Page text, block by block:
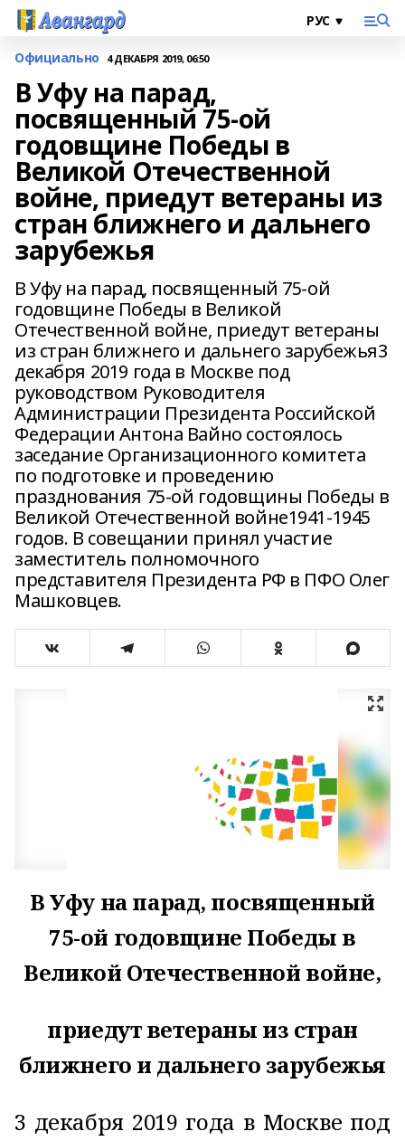
Официально 4 ДЕКАБРЯ 2019, 06:50
В Уфу на парад,
посвященный 75-ой
годовщине Победы в
Великой Отечественной
войне, приедут ветераны из
стран ближнего и дальнего
зарубежья
В Уфу на парад, посвященный 75-ой
годовщине Победы в Великой
Отечественной войне, приедут ветераны
из стран ближнего и дальнего зарубежья3
декабря 2019 года в Москве под
руководством Руководителя
Администрации Президента Российской
Федерации Антона Вайно состоялось
заседание Организационного комитета
по подготовке и проведению
празднования 75-ой годовщины Победы в
Великой Отечественной войне1941-1945
годов. В совещании принял участие
заместитель полномочного
представителя Президента РФ в ПФО Олег
Машковцев.
В Уфу на парад, посвященный
75-ой годовщине Победы в
Великой Отечественной войне,
приедут ветераны из стран
ближнего и дальнего зарубежья
3 декабря 2019 года в Москве под